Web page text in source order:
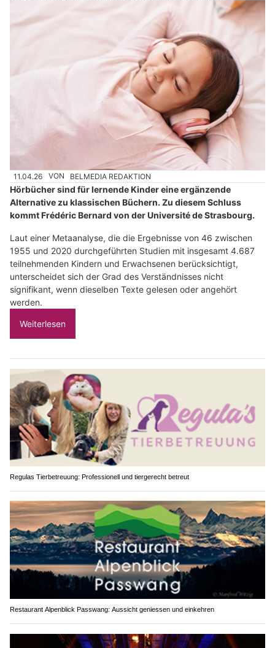
11.04.26 VON BELMEDIA REDAKTION
Hörbücher sind für lernende Kinder eine ergänzende
Alternative zu klassischen Büchern. Zu diesem Schluss
kommt Frédéric Bernard von der Université de Strasbourg.
Laut einer Metaanalyse, die die Ergebnisse von 46 zwischen
1955 und 2020 durchgeführten Studien mit insgesamt 4.687
teilnehmenden Kindern und Erwachsenen berücksichtigt,
unterscheidet sich der Grad des Verständnisses nicht
signifikant, wenn dieselben Texte gelesen oder angehört
werden.
Weiterlesen
Regulas Tierbetreuung: Professionell und tiergerecht betreut
Restaurant Alpenblick Passwang: Aussicht geniessen und einkehren